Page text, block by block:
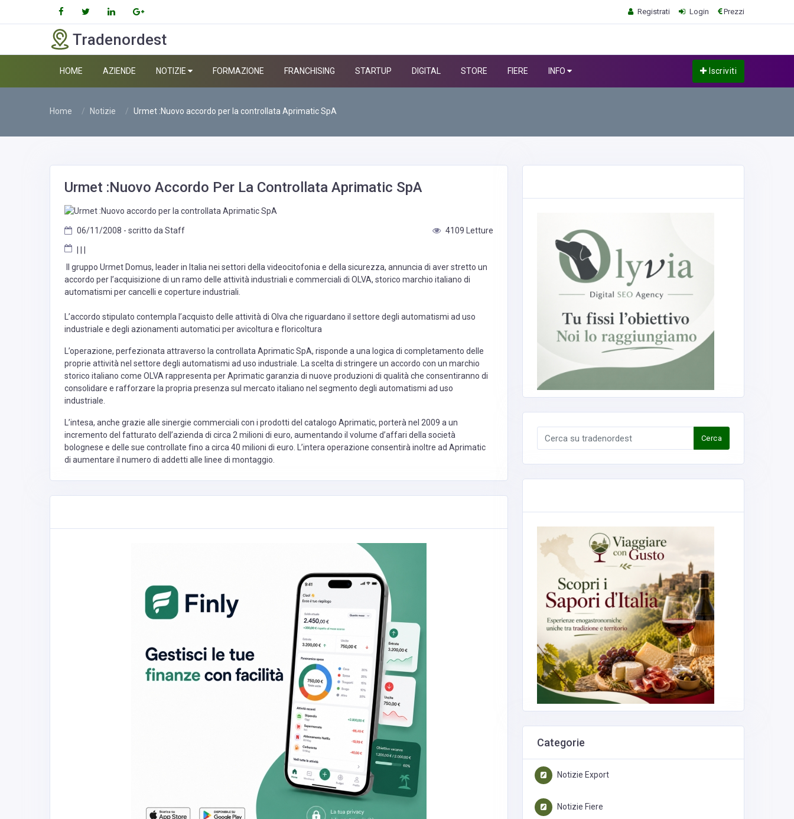
Registrati Login Prezzi
Tradenordest
HOME AZIENDE NOTIZIE FORMAZIONE FRANCHISING STARTUP DIGITAL STORE FIERE INFO Iscriviti
Home Notizie Urmet :Nuovo accordo per la controllata Aprimatic SpA
Urmet :Nuovo Accordo Per La Controllata Aprimatic SpA
06/11/2008 - scritto da Staff 4109 Letture
Il gruppo Urmet Domus, leader in Italia nei settori della videocitofonia e della sicurezza, annuncia di aver stretto un
accordo per l’acquisizione di un ramo delle attività industriali e commerciali di OLVA, storico marchio italiano di
automatismi per cancelli e coperture industriali.
L’accordo stipulato contempla l’acquisto delle attività di Olva che riguardano il settore degli automatismi ad uso
industriale e degli azionamenti automatici per avicoltura e floricoltura
L’operazione, perfezionata attraverso la controllata Aprimatic SpA, risponde a una logica di completamento delle
proprie attività nel settore degli automatismi ad uso industriale. La scelta di stringere un accordo con un marchio
storico italiano come OLVA rappresenta per Aprimatic garanzia di nuove produzioni di qualità che consentiranno di
consolidare e rafforzare la propria presenza sul mercato italiano nel segmento degli automatismi ad uso
industriale.
L’intesa, anche grazie alle sinergie commerciali con i prodotti del catalogo Aprimatic, porterà nel 2009 a un
incremento del fatturato dell’azienda di circa 2 milioni di euro, aumentando il volume d’affari della società
bolognese e delle sue controllate fino a circa 40 milioni di euro. L’intera operazione consentirà inoltre ad Aprimatic
di aumentare il numero di addetti alle linee di montaggio.
Cerca
Categorie
Notizie Export
Notizie Fiere